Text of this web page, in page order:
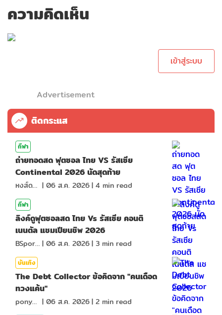
ความคิดเห็น
เข้าสู่ระบบ
Advertisement
ติดกระแส
กีฬา
ถ่ายทอดสด ฟุตซอล ไทย VS รัสเซีย
Continental 2026 นัดสุดท้าย
หงส์ดรุณ | 06 ส.ค. 2026| 4 min read
กีฬา
ลิงค์ดูฟุตซอลสด ไทย Vs รัสเซีย คอนติ
เนนตัล แชมเปียนชิพ 2026
BSports8 | 06 ส.ค. 2026| 3 min read
บันเทิง
The Debt Collector ข้อคิดจาก "คนเดือด
ทวงแค้น"
ponydiary | 06 ส.ค. 2026| 2 min read